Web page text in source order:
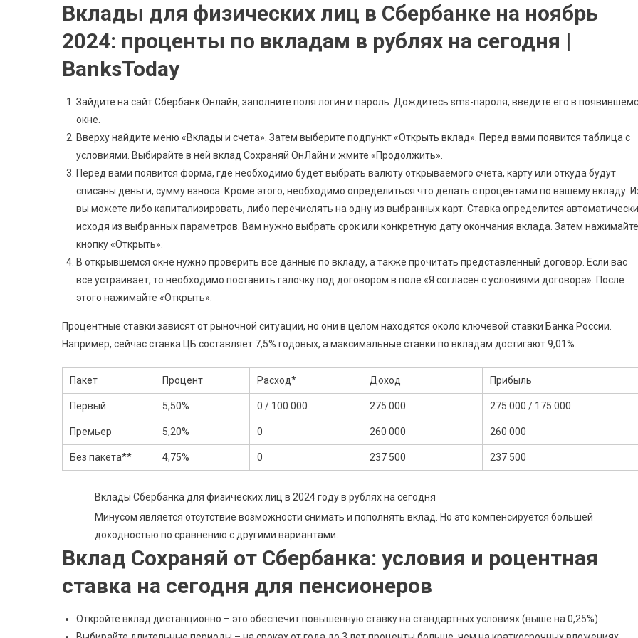
Вклады для физических лиц в Сбербанке на ноябрь
2024: проценты по вкладам в рублях на сегодня |
BanksToday
Зайдите на сайт Сбербанк Онлайн, заполните поля логин и пароль. Дождитесь sms-пароля, введите его в
окне.
Вверху найдите меню «Вклады и счета». Затем выберите подпункт «Открыть вклад». Перед вами появится таблица с
условиями. Выбирайте в ней вклад Сохраняй ОнЛайн и жмите «Продолжить».
Перед вами появится форма, где необходимо будет выбрать валюту открываемого счета, карту или откуда будут
списаны деньги, сумму взноса. Кроме этого, необходимо определиться что делать с процентами по вашему вкладу.
вы можете либо капитализировать, либо перечислять на одну из выбранных карт. Ставка определится автоматически
исходя из выбранных параметров. Вам нужно выбрать срок или конкретную дату окончания вклада. Затем нажимайте
кнопку «Открыть».
В открывшемся окне нужно проверить все данные по вкладу, а также прочитать представленный договор. Если вас
все устраивает, то необходимо поставить галочку под договором в поле «Я согласен с условиями договора». После
этого нажимайте «Открыть».
Процентные ставки зависят от рыночной ситуации, но они в целом находятся около ключевой ставки Банка России.
Например, сейчас ставка ЦБ составляет 7,5% годовых, а максимальные ставки по вкладам достигают 9,01%.
Пакет Процент Расход* Доход Прибыль
Первый 5,50% 0 / 100 000 275 000 275 000 / 175 000
Премьер 5,20% 0 260 000 260 000
Без пакета** 4,75% 0 237 500 237 500
Вклады Сбербанка для физических лиц в 2024 году в рублях на сегодня
Минусом является отсутствие возможности снимать и пополнять вклад. Но это компенсируется большей
доходностью по сравнению с другими вариантами.
Вклад Сохраняй от Сбербанка: условия и роцентная
ставка на сегодня для пенсионеров
Откройте вклад дистанционно – это обеспечит повышенную ставку на стандартных условиях (выше на 0,25%).